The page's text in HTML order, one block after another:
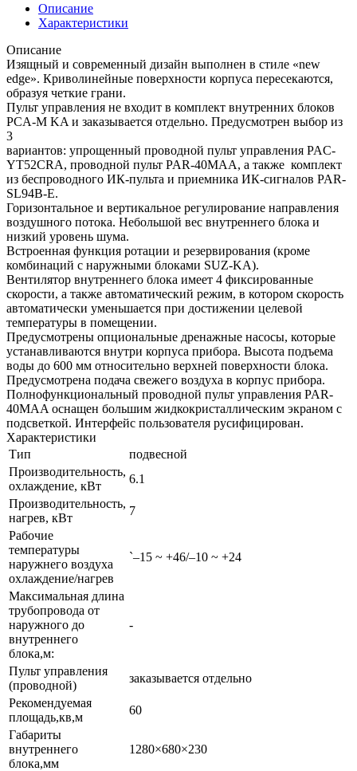
Описание
Характеристики
Описание
Изящный и современный дизайн выполнен в стиле «new
edge». Криволинейные поверхности корпуса пересекаются,
образуя четкие грани.
Пульт управления не входит в комплект внутренних блоков
PCA-M KA и заказывается отдельно. Предусмотрен выбор из
3
вариантов: упрощенный проводной пульт управления PAC-
YT52CRA, проводной пульт PAR-40MAA, а также комплект
из беспроводного ИК-пульта и приемника ИК-сигналов PAR-
SL94B-E.
Горизонтальное и вертикальное регулирование направления
воздушного потока. Небольшой вес внутреннего блока и
низкий уровень шума.
Встроенная функция ротации и резервирования (кроме
комбинаций с наружными блоками SUZ-KA).
Вентилятор внутреннего блока имеет 4 фиксированные
скорости, а также автоматический режим, в котором скорость
автоматически уменьшается при достижении целевой
температуры в помещении.
Предусмотрены опциональные дренажные насосы, которые
устанавливаются внутри корпуса прибора. Высота подъема
воды до 600 мм относительно верхней поверхности блока.
Предусмотрена подача свежего воздуха в корпус прибора.
Полнофункциональный проводной пульт управления PAR-
40MAA оснащен большим жидкокристаллическим экраном с
подсветкой. Интерфейс пользователя русифицирован.
Характеристики
Тип
подвесной
Производительность,
охлаждение, кВт
6.1
Производительность,
нагрев, кВт
7
Рабочие
температуры
наружнего воздуха
охлаждение/нагрев
`–15 ~ +46/–10 ~ +24
Максимальная длина
трубопровода от
наружного до
внутреннего
блока,м:
-
Пульт управления
(проводной)
заказывается отдельно
Рекомендуемая
площадь,кв,м
60
Габариты
внутреннего
блока,мм
1280×680×230